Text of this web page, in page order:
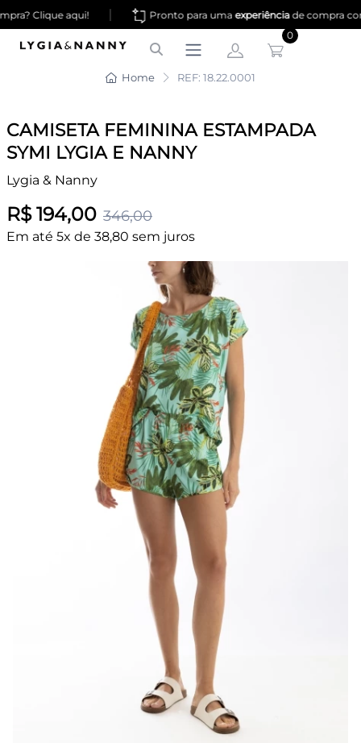
Clique aqui! Pronto para umaexperiênciade compra
0
Home REF: 18.22.0001
CAMISETA FEMININA ESTAMPADA
SYMI LYGIA E NANNY
Lygia & Nanny
R$ 194,00 346,00
Em até 5x de 38,80 sem juros